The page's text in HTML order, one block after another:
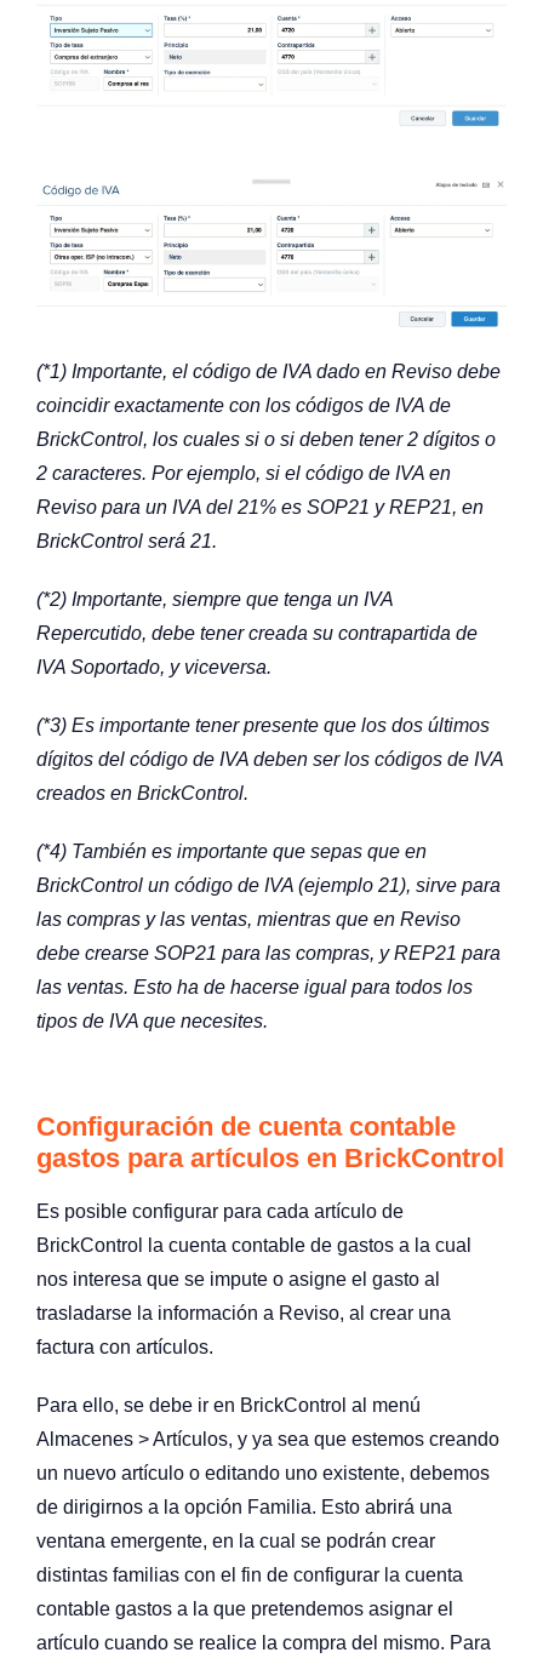
(*1) Importante, el código de IVA dado en Reviso debe
coincidir exactamente con los códigos de IVA de
BrickControl, los cuales si o si deben tener 2 dígitos o
2 caracteres. Por ejemplo, si el código de IVA en
Reviso para un IVA del 21% es SOP21 y REP21, en
BrickControl será 21.
(*2) Importante, siempre que tenga un IVA
Repercutido, debe tener creada su contrapartida de
IVA Soportado, y viceversa.
(*3) Es importante tener presente que los dos últimos
dígitos del código de IVA deben ser los códigos de IVA
creados en BrickControl.
(*4) También es importante que sepas que en
BrickControl un código de IVA (ejemplo 21), sirve para
las compras y las ventas, mientras que en Reviso
debe crearse SOP21 para las compras, y REP21 para
las ventas. Esto ha de hacerse igual para todos los
tipos de IVA que necesites.
Configuración de cuenta contable
gastos para artículos en BrickControl
Es posible configurar para cada artículo de
BrickControl la cuenta contable de gastos a la cual
nos interesa que se impute o asigne el gasto al
trasladarse la información a Reviso, al crear una
factura con artículos.
Para ello, se debe ir en BrickControl al menú
Almacenes > Artículos, y ya sea que estemos creando
un nuevo artículo o editando uno existente, debemos
de dirigirnos a la opción Familia. Esto abrirá una
ventana emergente, en la cual se podrán crear
distintas familias con el fin de configurar la cuenta
contable gastos a la que pretendemos asignar el
artículo cuando se realice la compra del mismo. Para